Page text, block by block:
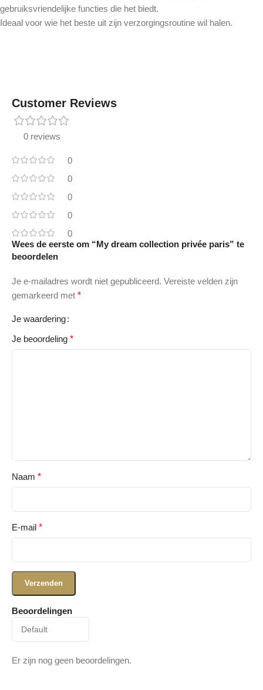
gebruiksvriendelijke functies die het biedt.
Ideaal voor wie het beste uit zijn verzorgingsroutine wil halen.
Customer Reviews
0 reviews
0
0
0
0
0
Beoordelingen
Er zijn nog geen beoordelingen.
Wees de eerste om “My dream collection privée paris” te
beoordelen
Je e-mailadres wordt niet gepubliceerd. Vereiste velden zijn
gemarkeerd met *
Je waardering
Je beoordeling *
Naam *
E-mail *